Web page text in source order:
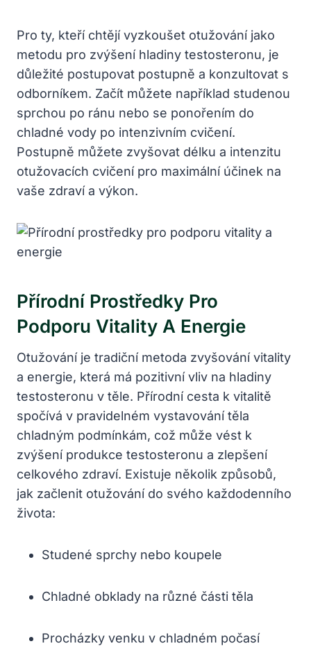
Pro ty, kteří chtějí vyzkoušet otužování jako
metodu pro zvýšení hladiny‌ testosteronu, je
důležité postupovat postupně a konzultovat s
odborníkem. Začít můžete například studenou
sprchou po ránu nebo ⁣se ponořením do
chladné vody po intenzivním cvičení.
Postupně můžete zvyšovat délku a intenzitu
otužovacích cvičení pro maximální účinek na
⁤vaše zdraví a výkon.
Přírodní ‌prostředky Pro
Podporu Vitality A ‌energie
Otužování je tradiční metoda zvyšování vitality
a energie, ​která má pozitivní vliv na hladiny
testosteronu v těle. Přírodní cesta k vitalitě
spočívá v pravidelném vystavování těla
chladným podmínkám, ⁤což může vést k
zvýšení produkce testosteronu a zlepšení
celkového zdraví. ⁢Existuje několik způsobů,
jak‍ začlenit otužování do ​svého každodenního
života:
Studené sprchy nebo koupele
Chladné obklady na různé části těla
Procházky venku v chladném ‍počasí